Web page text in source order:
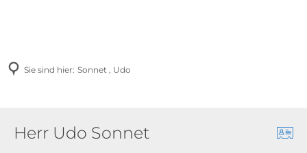
Sie sind hier: Sonnet , Udo
Herr Udo Sonnet